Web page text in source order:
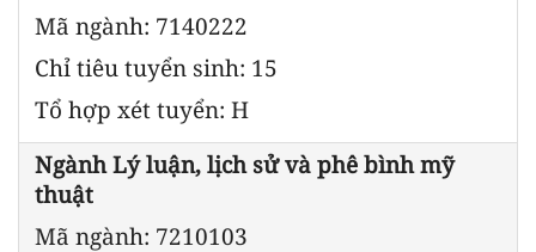
Mã ngành: 7140222
Chỉ tiêu tuyển sinh: 15
Tổ hợp xét tuyển: H
Ngành Lý luận, lịch sử và phê bình mỹ
thuật
Mã ngành: 7210103